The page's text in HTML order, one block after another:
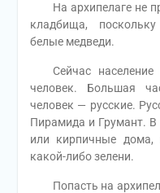
На архипелаге не
кладбища,
белые медведи.
Сейчас население
человек. Большая
человек — русские.
Пирамида и Грумант. В
или кирпичные дома,
какой-либо зелени.
Попасть на